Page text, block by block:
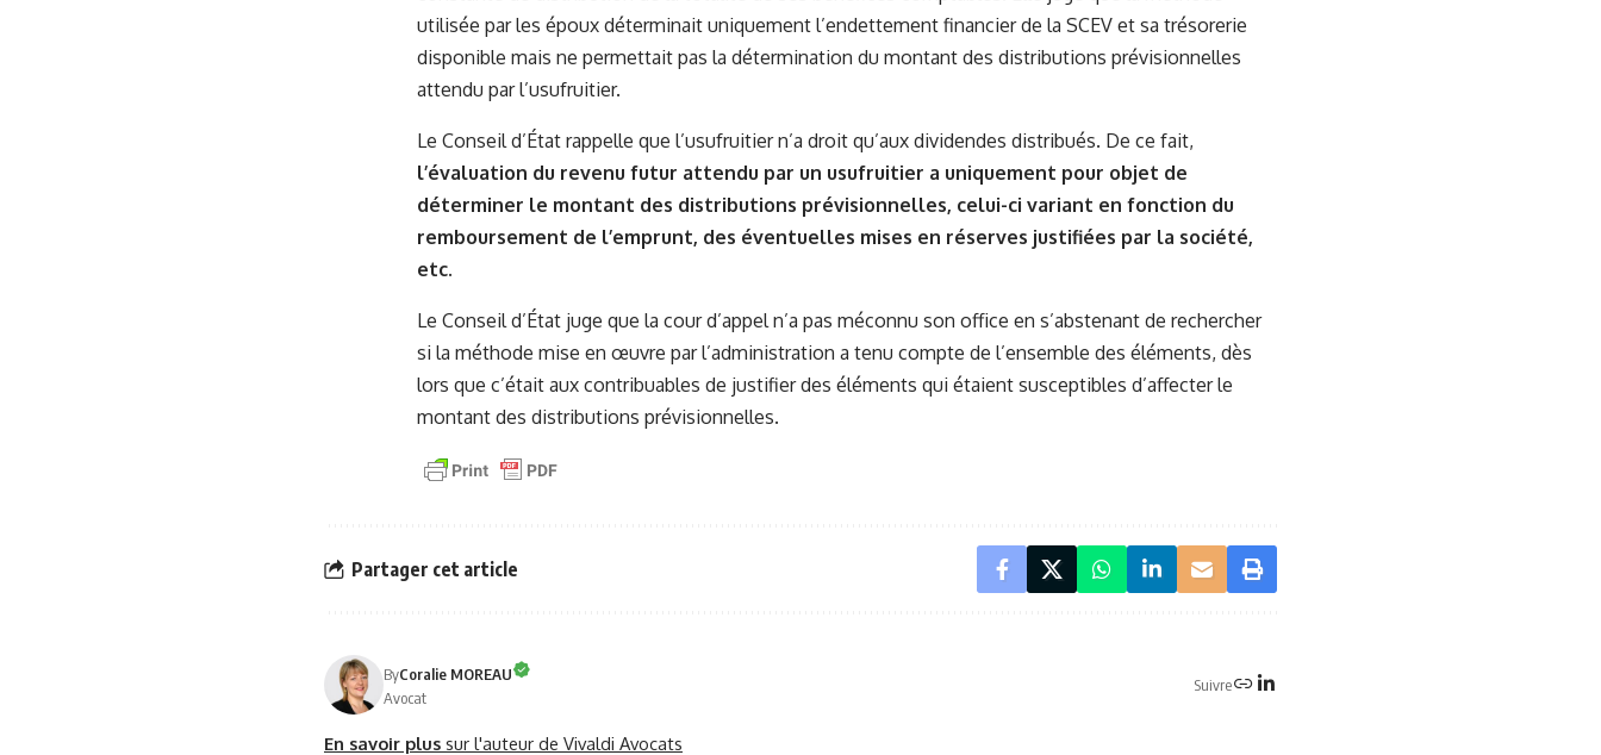
utilisée par les époux déterminait uniquement l’endettement financier de la SCEV et sa trésorerie
disponible mais ne permettait pas la détermination du montant des distributions prévisionnelles
attendu par l’usufruitier.
Le Conseil d’État rappelle que l’usufruitier n’a droit qu’aux dividendes distribués. De ce fait,
l’évaluation du revenu futur attendu par un usufruitier a uniquement pour objet de
déterminer le montant des distributions prévisionnelles, celui-ci variant en fonction du
remboursement de l’emprunt, des éventuelles mises en réserves justifiées par la société,
etc.
Le Conseil d’État juge que la cour d’appel n’a pas méconnu son office en s’abstenant de rechercher
si la méthode mise en œuvre par l’administration a tenu compte de l’ensemble des éléments, dès
lors que c’était aux contribuables de justifier des éléments qui étaient susceptibles d’affecter le
montant des distributions prévisionnelles.
Partager cet article
ByCoralie MOREAU
Avocat
Suivre
En savoir plus sur l'auteur de Vivaldi Avocats